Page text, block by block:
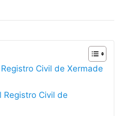
Civil de Xermade
Civil de